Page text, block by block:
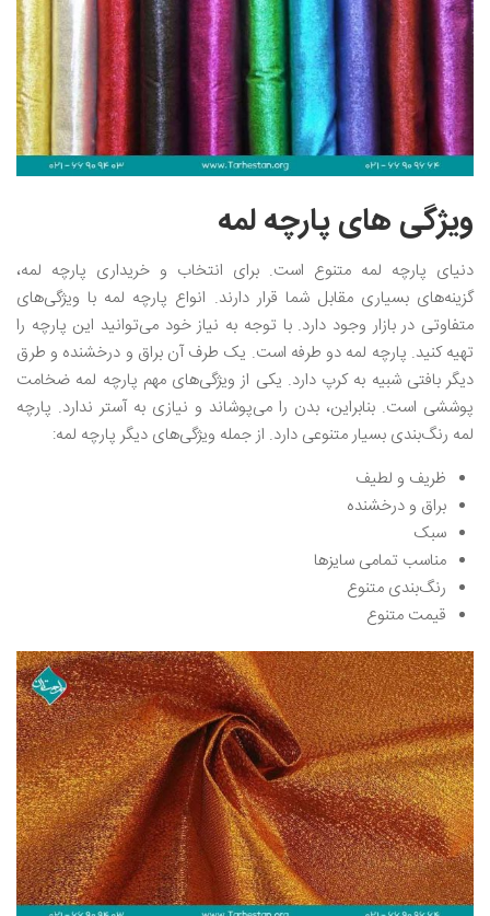
ویژگی های پارچه لمه
دنیای پارچه لمه متنوع است. برای انتخاب و خریداری پارچه لمه،
گزینه‌های بسیاری مقابل شما قرار دارند. انواع پارچه لمه با ویژگی‌های
متفاوتی در بازار وجود دارد. با توجه به نیاز خود می‌توانید این پارچه را
تهیه کنید. پارچه لمه دو طرفه است. یک طرف آن براق و درخشنده و طرق
دیگر بافتی شبیه به کرپ دارد. یکی از ویژگی‌های مهم پارچه لمه ضخامت
پوششی است. بنابراین، بدن را می‌پوشاند و نیازی به آستر ندارد. پارچه
لمه رنگ‌بندی بسیار متنوعی دارد. از جمله ویژگی‌های دیگر پارچه لمه:
ظریف و لطیف
براق و درخشنده
سبک
مناسب تمامی سایزها
رنگ‌بندی متنوع
قیمت‌ متنوع